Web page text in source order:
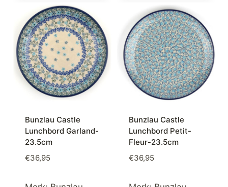
Bunzlau Castle
Lunchbord Garland-
23.5cm
€36,95
Bunzlau Castle
Lunchbord Petit-
Fleur-23.5cm
€36,95